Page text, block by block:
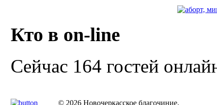
Кто в on-line
Сейчас 164 гостей
© 2026 Новочеркасское благочиние.